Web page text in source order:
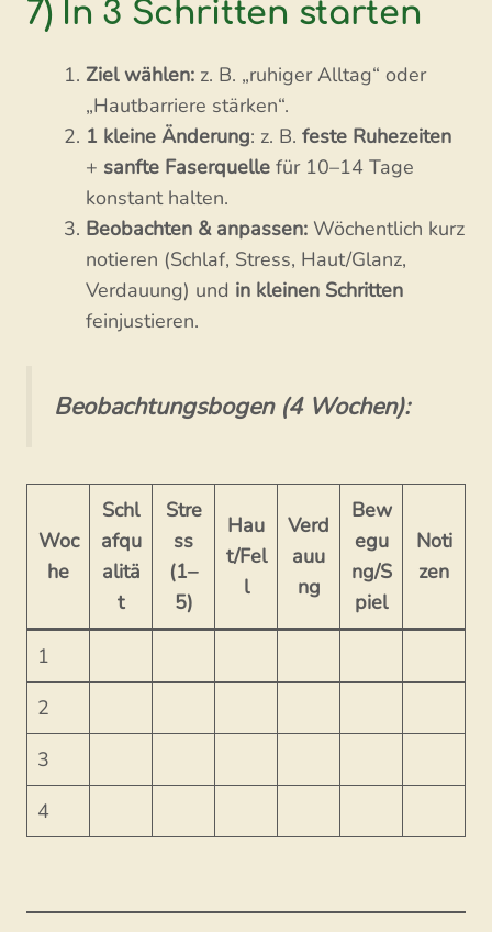
7) In 3 Schritten starten
Ziel wählen: z. B. „ruhiger Alltag“ oder
„Hautbarriere stärken“.
1 kleine Änderung: z. B. feste Ruhezeiten
+ sanfte Faserquelle für 10–14 Tage
konstant halten.
Beobachten & anpassen: Wöchentlich kurz
notieren (Schlaf, Stress, Haut/Glanz,
Verdauung) und in kleinen Schritten
feinjustieren.
Beobachtungsbogen (4 Wochen):
Woc
he
Schl
afqu
alitä
t
Stre
ss
(1–
5)
Hau
t/Fel
l
Verd
auu
ng
Bew
egu
ng/S
piel
Noti
zen
1
2
3
4